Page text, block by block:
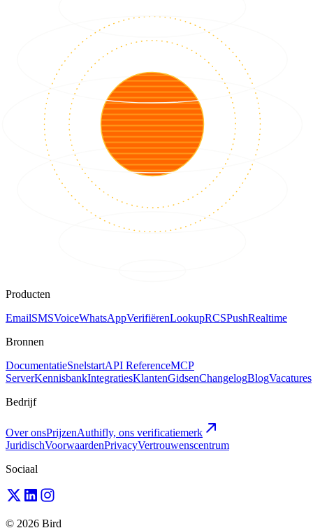
Producten
EmailSMSVoiceWhatsAppVerifiërenLookupRCSPushRealtime
Bronnen
DocumentatieSnelstartAPI ReferenceMCP
ServerKennisbankIntegratiesKlantenGidsenChangelogBlogVacatures
Bedrijf
Over onsPrijzenAuthifly, ons verificatiemerk
JuridischVoorwaardenPrivacyVertrouwenscentrum
Sociaal
© 2026 Bird